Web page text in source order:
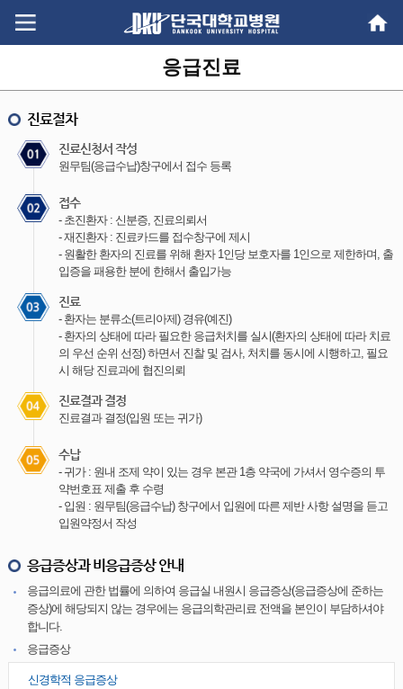
content
menu
응급진료
진료절차
진료신청서 작성
원무팀(응급수납)창구에서 접수 등록
접수
- 초진환자 : 신분증, 진료의뢰서
- 재진환자 : 진료카드를 접수창구에 제시
- 원활한 환자의 진료를 위해 환자 1인당 보호자를 1인으로 제한하며, 출
입증을 패용한 분에 한해서 출입가능
진료
- 환자는 분류소(트리아제) 경유(예진)
- 환자의 상태에 따라 필요한 응급처치를 실시(환자의 상태에 따라 치료
의 우선 순위 선정) 하면서 진찰 및 검사, 처치를 동시에 시행하고, 필요
시 해당 진료과에 협진의뢰
진료결과 결정
진료결과 결정(입원 또는 귀가)
수납
- 귀가 : 원내 조제 약이 있는 경우 본관 1층 약국에 가셔서 영수증의 투
약번호표 제출 후 수령
- 입원 : 원무팀(응급수납) 창구에서 입원에 따른 제반 사항 설명을 듣고
입원약정서 작성
응급증상과 비응급증상 안내
응급의료에 관한 법률에 의하여 응급실 내원시 응급증상(응급증상에 준하는
증상)에 해당되지 않는 경우에는 응급의학관리료 전액을 본인이 부담하셔야
합니다.
응급증상
신경학적 응급증상